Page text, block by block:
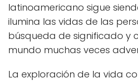
latinoamericano sigue
ilumina las vidas de las
búsqueda de significado y
mundo muchas veces
La exploración de la vida